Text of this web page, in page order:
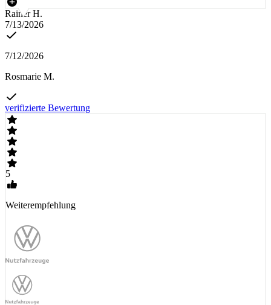
Rainer H.
7/13/2026
7/12/2026
Rosmarie M.
verifizierte Bewertung
5
Weiterempfehlung